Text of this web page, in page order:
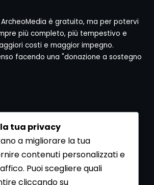
è gratuito, ma per potervi
più completo, più tempestivo e
costi e maggior impegno.
facendo una "donazione a sostegno
tua privacy
a migliorare la tua
contenuti personalizzati e
Puoi scegliere quali
cliccando su